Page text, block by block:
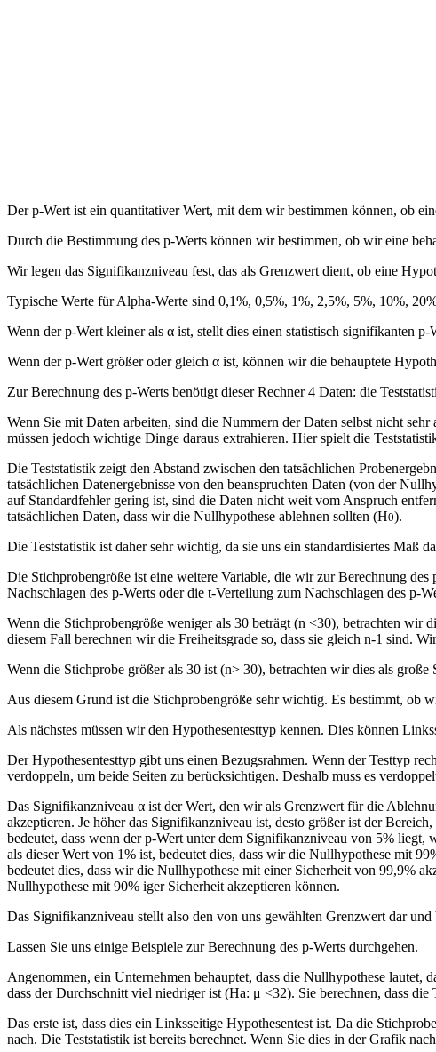
Der p-Wert ist ein quantitativer Wert, mit dem wir bestimmen können, ob
Durch die Bestimmung des p-Werts können wir bestimmen, ob wir eine
Wir legen das Signifikanzniveau fest, das als Grenzwert dient, ob eine
Typische Werte für Alpha-Werte sind 0,1%, 0,5%, 1%, 2,5%, 5%, 10%,
Wenn der p-Wert kleiner als α ist, stellt dies einen statistisch signifikanten
Wenn der p-Wert größer oder gleich α ist, können wir die behauptete
Zur Berechnung des p-Werts benötigt dieser Rechner 4 Daten: die
Wenn Sie mit Daten arbeiten, sind die Nummern der Daten selbst nicht
müssen jedoch wichtige Dinge daraus extrahieren. Hier spielt die
Die Teststatistik zeigt den Abstand zwischen den tatsächlichen
tatsächlichen Datenergebnisse von den beanspruchten Daten (von der
auf Standardfehler gering ist, sind die Daten nicht weit vom Anspruch
tatsächlichen Daten, dass wir die Nullhypothese ablehnen sollten (H0).
Die Teststatistik ist daher sehr wichtig, da sie uns ein standardisiertes Maß
Die Stichprobengröße ist eine weitere Variable, die wir zur Berechnung
Nachschlagen des p-Werts oder die t-Verteilung zum Nachschlagen des p-
Wenn die Stichprobengröße weniger als 30 beträgt (n <30), betrachten wir
diesem Fall berechnen wir die Freiheitsgrade so, dass sie gleich n-1 sind.
Wenn die Stichprobe größer als 30 ist (n> 30), betrachten wir dies als
Aus diesem Grund ist die Stichprobengröße sehr wichtig. Es bestimmt, ob
Als nächstes müssen wir den Hypothesentesttyp kennen. Dies können
Der Hypothesentesttyp gibt uns einen Bezugsrahmen. Wenn der Testtyp
verdoppeln, um beide Seiten zu berücksichtigen. Deshalb muss es
Das Signifikanzniveau α ist der Wert, den wir als Grenzwert für die
akzeptieren. Je höher das Signifikanzniveau ist, desto größer ist der
bedeutet, dass wenn der p-Wert unter dem Signifikanzniveau von 5%
als dieser Wert von 1% ist, bedeutet dies, dass wir die Nullhypothese mit
bedeutet dies, dass wir die Nullhypothese mit einer Sicherheit von 99,9%
Nullhypothese mit 90% iger Sicherheit akzeptieren können.
Das Signifikanzniveau stellt also den von uns gewählten Grenzwert dar
Lassen Sie uns einige Beispiele zur Berechnung des p-Werts durchgehen.
Angenommen, ein Unternehmen behauptet, dass die Nullhypothese
dass der Durchschnitt viel niedriger ist (Ha: μ <32). Sie berechnen, dass
Das erste ist, dass dies ein Linksseitige Hypothesentest ist. Da die
nach. Die Teststatistik ist bereits berechnet. Wenn Sie dies in der Grafik